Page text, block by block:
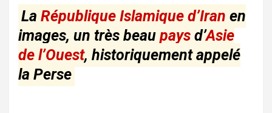
La République Islamique d’Iran en
images, un très beau pays d’Asie
de l’Ouest, historiquement appelé
la Perse